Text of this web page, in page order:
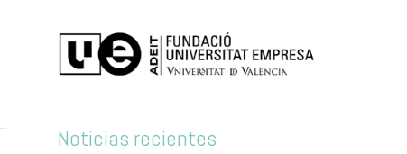
Noticias recientes